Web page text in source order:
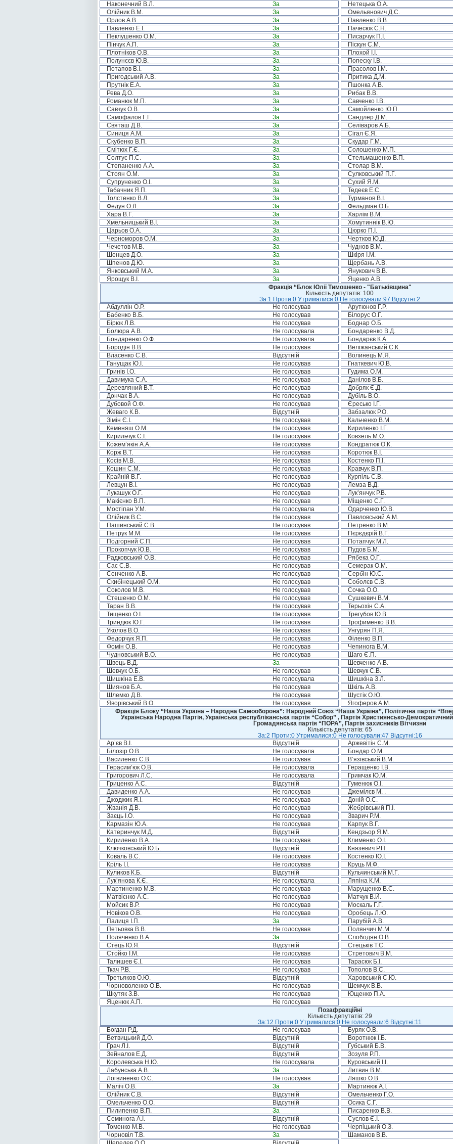
Наконечний В.Л.
За Нетецька О.А.
Олійник В.М.
За Омельянович Д.С.
Орлов А.В.
За Павленко В.В.
Павленко Е.І.
За Пачесюк С.Н.
Пеклушенко О.М.
За Писарчук П.І.
Пінчук А.П.
За Піскун С.М.
Плотніков О.В.
За Плохой І.І.
Полунєєв Ю.В.
За Попеску І.В.
Потапов В.І.
За Прасолов І.М.
Пригодський А.В.
За Притика Д.М.
Прутнік Е.А.
За Пшонка А.В.
Рева Д.О.
За Рибак В.В.
Романюк М.П.
За Савченко І.В.
Савчук О.В.
За Самойленко Ю.П.
Самофалов Г.Г.
За Сандлер Д.М.
Святаш Д.В.
За Селіваров А.Б.
Синиця А.М.
За Сігал Є.Я.
Скубенко В.П.
За Скудар Г.М.
Смітюх Г.Є.
За Солошенко М.П.
Солтус П.С.
За Стельмашенко В.П.
Степаненко А.А.
За Столар В.М.
Стоян О.М.
За Сулковський П.Г.
Супруненко О.І.
За Сухий Я.М.
Табачник Я.П.
За Тедеєв Е.С.
Толстенко В.Л.
За Турманов В.І.
Федун О.Л.
За Фельдман О.Б.
Хара В.Г.
За Харлім В.М.
Хмельницький В.І.
За Хомутиннік В.Ю.
Царьов О.А.
За Цюрко П.І.
Черноморов О.М.
За Чертков Ю.Д.
Чечетов М.В.
За Чуднов В.М.
Шенцев Д.О.
За Шкіря І.М.
Шпенов Д.Ю.
За Щербань А.В.
Янковський М.А.
За Янукович В.В.
Ярощук В.І.
За Яценко А.В.
Фракція “Блок Юлії Тимошенко - "Батьківщина"
Кількість депутатів: 100
За:1 Проти:0 Утрималися:0 Не голосували:97 Відсутні:2
Абдуллін О.Р.
Не голосував Арутюнов Г.Р.
Бабенко В.Б.
Не голосував Білорус О.Г.
Бірюк Л.В.
Не голосував Боднар О.Б.
Болюра А.В.
Не голосувала Бондаренко В.Д.
Бондаренко О.Ф.
Не голосувала Бондарєв К.А.
Бородін В.В.
Не голосував Веліжанський С.К.
Власенко С.В.
Відсутній Волинець М.Я.
Ганущак Ю.І.
Не голосував Гнаткевич Ю.В.
Гринів І.О.
Не голосував Гудима О.М.
Давимука С.А.
Не голосував Данілов В.Б.
Деревляний В.Т.
Не голосував Добряк Є.Д.
Дончак В.А.
Не голосував Дубіль В.О.
Дубовой О.Ф.
Не голосував Єресько І.Г.
Жеваго К.В.
Відсутній Забзалюк Р.О.
Зімін Є.І.
Не голосував Кальченко В.М.
Кеменяш О.М.
Не голосував Кириленко І.Г.
Кирильчук Є.І.
Не голосував Ковзель М.О.
Кожем’якін А.А.
Не голосував Кондратюк О.К.
Корж В.Т.
Не голосував Коротюк В.І.
Косів М.В.
Не голосував Костенко П.І.
Кошин С.М.
Не голосував Кравчук В.П.
Крайній В.Г.
Не голосував Курпіль С.В.
Левцун В.І.
Не голосував Лемза В.Д.
Лукашук О.Г.
Не голосував Лук’янчук Р.В.
Макієнко В.П.
Не голосував Міщенко С.Г.
Мостіпан У.М.
Не голосувала Одарченко Ю.В.
Олійник В.С.
Не голосував Павловський А.М.
Пашинський С.В.
Не голосував Петренко В.М.
Петрук М.М.
Не голосував Пєрєдєрій В.Г.
Подгорний С.П.
Не голосував Потапчук М.Л.
Прокопчук Ю.В.
Не голосував Пудов Б.М.
Радковський О.В.
Не голосував Рябека О.Г.
Сас С.В.
Не голосував Семерак О.М.
Сенченко А.В.
Не голосував Сербін Ю.С.
Скибінецький О.М.
Не голосував Соболєв С.В.
Соколов М.В.
Не голосував Сочка О.О.
Стешенко О.М.
Не голосував Сушкевич В.М.
Таран В.В.
Не голосував Терьохін С.А.
Тищенко О.І.
Не голосував Трегубов Ю.В.
Триндюк Ю.Г.
Не голосував Трофименко В.В.
Уколов В.О.
Не голосував Унгурян П.Я.
Федорчук Я.П.
Не голосував Філенко В.П.
Фомін О.В.
Не голосував Чепинога В.М.
Чудновський В.О.
Не голосував Шаго Є.П.
Швець В.Д.
За Шевченко А.В.
Шевчук О.Б.
Не голосував Шевчук С.В.
Шишкіна Е.В.
Не голосувала Шишкіна З.Л.
Шиянов Б.А.
Не голосував Шкіль А.В.
Шлемко Д.В.
Не голосував Шустік О.Ю.
Яворівський В.О.
Не голосував Ягоферов А.М.
Фракція Блоку “Наша Україна – Народна Самооборона”: Народний Союз “Наша Україна”, Політична партія
Українська Народна Партія, Українська республіканська партія “Собор” , Партія Християнсько-
Громадянська партія “ПОРА”, Партія захисників Вітчизни
Кількість депутатів: 65
За:2 Проти:0 Утрималися:0 Не голосували:47 Відсутні:16
Ар’єв В.І.
Відсутній Аржевітін С.М.
Білозір О.В.
Не голосувала Бондар О.М.
Василенко С.В.
Не голосував В’язівський В.М.
Герасим’юк О.В.
Не голосувала Геращенко І.В.
Григорович Л.С.
Не голосувала Гримчак Ю.М.
Гриценко А.С.
Відсутній Гуменюк О.І.
Давиденко А.А.
Не голосував Джемілєв М. .
Джоджик Я.І.
Не голосував Доній О.С.
Жванія Д.В.
Не голосував Жебрівський П.І.
Заєць І.О.
Не голосував Зварич Р.М.
Кармазін Ю.А.
Не голосував Карпук В.Г.
Катеринчук М.Д.
Відсутній Кендзьор Я.М.
Кириленко В.А.
Не голосував Клименко О.І.
Ключковський Ю.Б.
Відсутній Князевич Р.П.
Коваль В.С.
Не голосував Костенко Ю.І.
Кріль І.І.
Не голосував Круць М.Ф.
Куликов К.Б.
Відсутній Кульчинський М.Г.
Лук’янова К.Є.
Не голосувала Ляпіна К.М.
Мартиненко М.В.
Не голосував Марущенко В.С.
Матвієнко А.С.
Не голосував Матчук В.Й.
Мойсик В.Р.
Не голосував Москаль Г.Г.
Новіков О.В.
Не голосував Оробець Л.Ю.
Палиця І.П.
За Парубій А.В.
Петьовка В.В.
Не голосував Полянчич М.М.
Поляченко В.А.
За Слободян О.В.
Стець Ю.Я.
Відсутній Стецьків Т.С.
Стойко І.М.
Не голосував Стретович В.М.
Талишев Є.І.
Не голосував Тарасюк Б.І.
Ткач Р.В.
Не голосував Тополов В.С.
Третьяков О.Ю.
Відсутній Харовський С.Ю.
Чорноволенко О.В.
Не голосував Шемчук В.В.
Шкутяк З.В.
Не голосував Ющенко П.А.
Яценюк А.П.
Не голосував
Позафракційні
Кількість депутатів: 29
За:12 Проти:0 Утрималися:0 Не голосували:6 Відсутні:11
Богдан Р.Д.
Не голосував Буряк О.В.
Ветвицький Д.О.
Відсутній Воротнюк І.Б.
Грач Л.І.
Відсутній Губський Б.В.
Зейналов Е.Д.
Відсутній Зозуля Р.П.
Королевська Н.Ю.
Не голосувала Куровський І.І.
Лабунська А.В.
За Литвин В.М.
Логвиненко О.С.
Не голосував Ляшко О.В.
Маліч О.В.
За Мартинюк А.І.
Олійник С.В.
Відсутній Омельченко Г.О.
Омельченко О.О.
Відсутній Осика С.Г.
Пилипенко В.П.
За Писаренко В.В.
Семинога А.І.
Відсутній Суслов Є.І.
Томенко М.В.
Не голосував Черпіцький О.З.
Чорновіл Т.В.
За Шаманов В.В.